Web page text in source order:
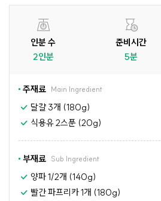
인분 수
2인분
준비시간
5분
주재료 Main Ingredient
달걀 3개 (180g)
식용유 2스푼 (20g)
부재료 Sub Ingredient
양파 1/2개 (140g)
빨간 파프리카 1개 (180g)